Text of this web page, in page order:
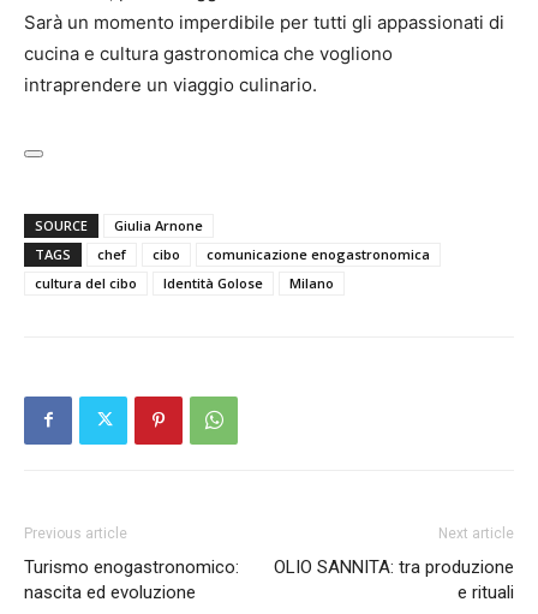
Sarà un momento imperdibile per tutti gli appassionati di
cucina e cultura gastronomica che vogliono
intraprendere un viaggio culinario.
SOURCE
Giulia Arnone
TAGS
chef cibo
comunicazione enogastronomica
cultura del cibo
Identità Golose Milano
Previous article
Turismo enogastronomico:
nascita ed evoluzione
Next article
OLIO SANNITA: tra produzione
e rituali